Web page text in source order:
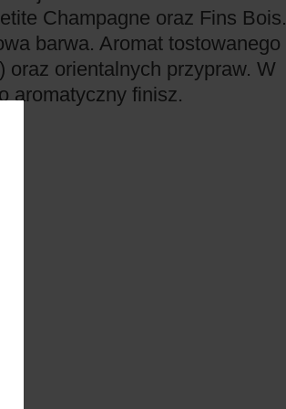
Champagne oraz Fins Bois.
barwa. Aromat tostowanego
oraz orientalnych przypraw. W
aromatyczny finisz.